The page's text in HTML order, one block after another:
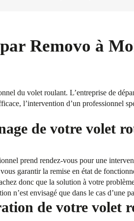
Removo à
du volet roulant. L’entreprise de
l’intervention d’un professionnel
de votre volet
prend rendez-vous pour une
garantir la remise en état de
donc que la solution à votre
n’est envisagé que dans le cas d’une
de votre volet